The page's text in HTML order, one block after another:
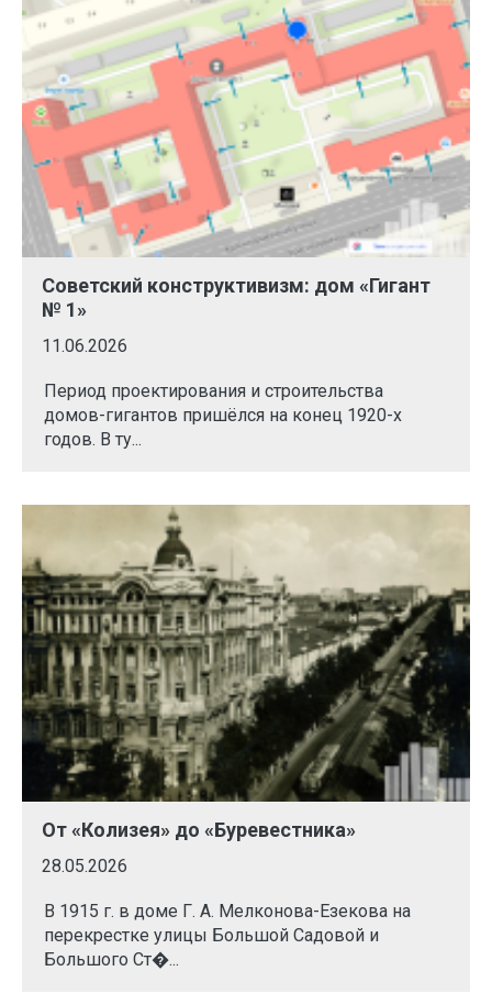
Советский конструктивизм: дом «Гигант
№ 1»
11.06.2026
Период проектирования и строительства
домов-гигантов пришёлся на конец 1920-х
годов. В ту...
От «Колизея» до «Буревестника»
28.05.2026
В 1915 г. в доме Г. А. Мелконова-Езекова на
перекрестке улицы Большой Садовой и
Большого Ст�...